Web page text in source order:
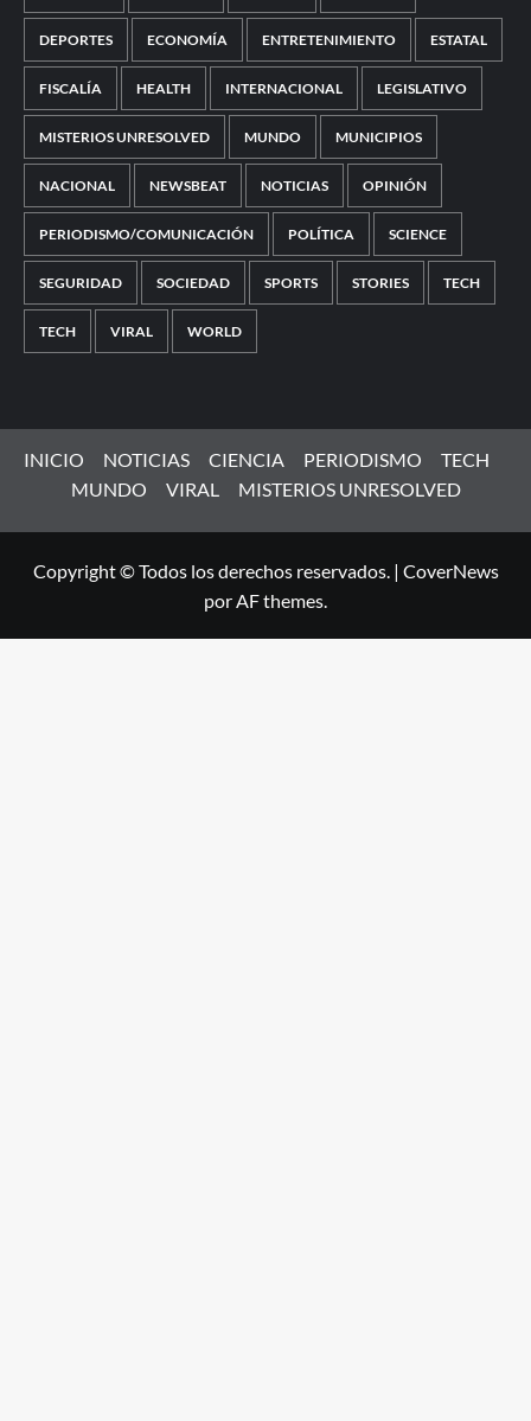
DEPORTES ECONOMÍA ENTRETENIMIENTO ESTATAL
FISCALÍA HEALTH INTERNACIONAL LEGISLATIVO
MISTERIOS UNRESOLVED MUNDO MUNICIPIOS
NACIONAL NEWSBEAT NOTICIAS OPINIÓN
PERIODISMO/COMUNICACIÓN POLÍTICA SCIENCE
SEGURIDAD SOCIEDAD SPORTS STORIES TECH
TECH VIRAL WORLD
INICIO NOTICIAS CIENCIA PERIODISMO
TECH
MUNDO
VIRAL MISTERIOS UNRESOLVED
Copyright © Todos los derechos reservados. | CoverNews
por AF themes.